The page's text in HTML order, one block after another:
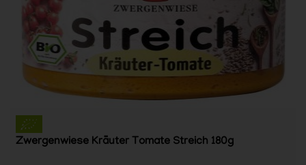
Zwergenwiese Kräuter Tomate Streich 180g